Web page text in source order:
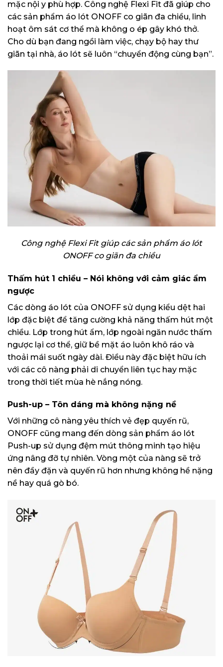
mặc nội y phù hợp. Công nghệ Flexi Fit đã giúp cho
các sản phẩm áo lót ONOFF co giãn đa chiều, linh
hoạt ôm sát cơ thể mà không o ép gây khó thở.
Cho dù bạn đang ngồi làm việc, chạy bộ hay thư
giãn tại nhà, áo lót sẽ luôn “chuyển động cùng bạn”.
Công nghệ Flexi Fit giúp các sản phẩm áo lót
ONOFF co giãn đa chiều
Thấm hút 1 chiều – Nói không với cảm giác ẩm
ngược
Các dòng áo lót của ONOFF sử dụng kiểu dệt hai
lớp đặc biệt để tăng cường khả năng thấm hút một
chiều. Lớp trong hút ẩm, lớp ngoài ngăn nước thấm
ngược lại cơ thể, giữ bề mặt áo luôn khô ráo và
thoải mái suốt ngày dài. Điều này đặc biệt hữu ích
với các cô nàng phải di chuyển liên tục hay mặc
trong thời tiết mùa hè nắng nóng.
Push-up – Tôn dáng mà không nặng nề
Với những cô nàng yêu thích vẻ đẹp quyến rũ,
ONOFF cũng mang đến dòng sản phẩm áo lót
Push-up sử dụng đệm mút thông minh tạo hiệu
ứng nâng đỡ tự nhiên. Vòng một của nàng sẽ trở
nên đầy đặn và quyến rũ hơn nhưng không hề nặng
nề hay quá gò bó.